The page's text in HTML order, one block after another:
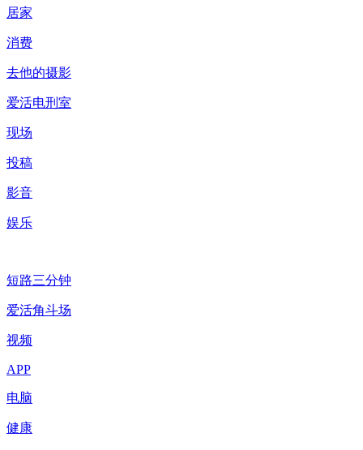
居家
消费
去他的摄影
爱活电刑室
现场
投稿
影音
娱乐
短路三分钟
爱活角斗场
视频
APP
电脑
健康